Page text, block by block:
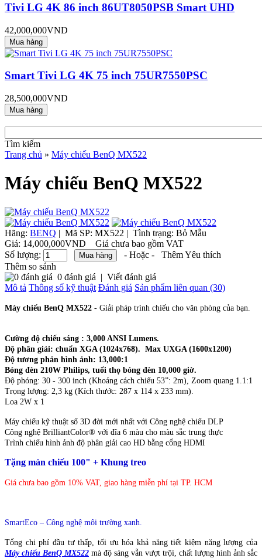
Tivi LG 4K 86 inch 86UT8050PSB Smart UHD
42,000,000VND
Smart Tivi LG 4K 75 inch 75UR7550PSC
28,500,000VND
Tìm kiếm
Trang chủ » Máy chiếu BenQ MX522
Máy chiếu BenQ MX522
Hãng: BENQ | Mã SP: MX522 | Tình trạng: Bỏ Mẫu
Giá: 14,000,000VND
Giá chưa bao gồm VAT
Số lượng:
- Hoặc -
Thêm Yêu thích
Thêm so sánh
0 đánh giá | Viết đánh giá
Mô tả Thông số kỹ thuật Đánh giá Sản phẩm liên quan (30)
Máy chiếu BenQ MX522 - Giải pháp trình chiếu cho văn phòng của bạn.
Cường độ chiếu sáng : 3,000 ANSI Lumens.
Độ phân giải: chuẩn XGA (1024x768). Max UXGA (1600x1200)
Độ tương phản hình ảnh: 13,000:1
Bóng đèn 210W Philips, tuổi thọ bóng đèn 10,000 giờ.
Độ phóng: 30 - 300 inch (Khoảng cách chiếu 53”: 2m), Zoom quang 1.1:1
Trọng lượng: 2,3 kg (Kích thước: 287 x 114 x 233 mm).
Loa 2W x 1
Máy chiếu kỹ thuật số 3D đời mới nhất với Công nghệ chiếu DLP
Công nghệ BrilliantColor® với đĩa 6 màu cho màu sắc trung thực
Trình chiếu hình ảnh độ phân giải cao HD bằng cổng HDMI
Tặng màn chiếu 100" + Khung treo
Giá chưa bao gồm 10% VAT, giao hàng miễn phí tại TP. HCM
SmartEco – Công nghệ môi trường xanh.
Tổng chi phí đầu tư thấp, tối ưu hóa khả năng tiết kiệm năng lượng của
Máy chiếu BenQ MX522 mà độ sáng vẫn vượt trội, chất lượng hình ảnh sắc